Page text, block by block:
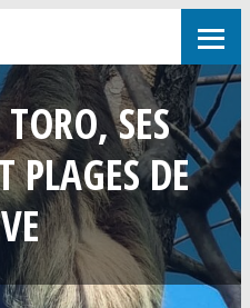
SES
DE